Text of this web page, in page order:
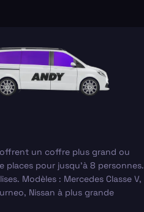
offrent un coffre plus grand ou
places pour jusqu'à 8 personnes.
Modèles : Mercedes Classe V,
Nissan à plus grande